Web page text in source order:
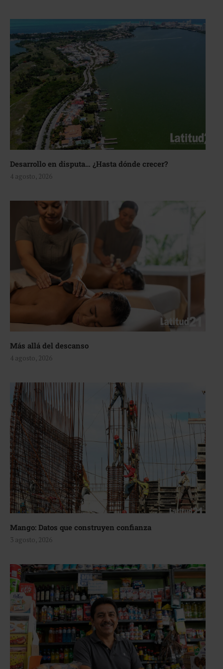
Desarrollo en disputa… ¿Hasta dónde crecer?
4 agosto, 2026
Más allá del descanso
4 agosto, 2026
Mango: Datos que construyen confianza
3 agosto, 2026